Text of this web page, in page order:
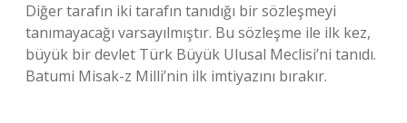
Diğer tarafın iki tarafın tanıdığı bir sözleşmeyi
tanımayacağı varsayılmıştır. Bu sözleşme ile ilk kez,
büyük bir devlet Türk Büyük Ulusal Meclisi’ni tanıdı.
Batumi Misak-z Milli’nin ilk imtiyazını bırakır.